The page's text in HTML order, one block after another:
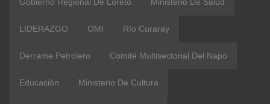
Gobierno Regional De Loreto Ministerio De Salud
LIDERAZGO OMI Río Curaray
Derrame Petrolero Comité Multisectorial Del Napo
Educación Ministerio De Cultura